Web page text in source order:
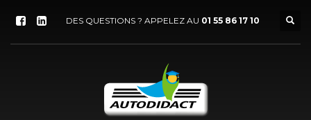
DES QUESTIONS ? APPELEZ AU 01 55 86 17 10